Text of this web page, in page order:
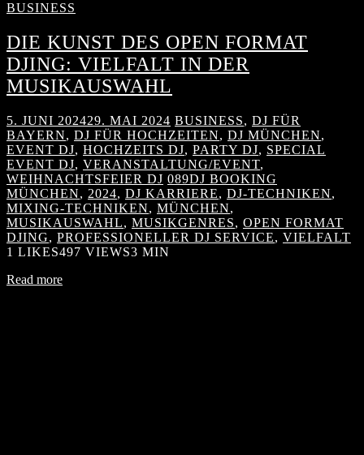
BUSINESS
DIE KUNST DES OPEN FORMAT
DJING: VIELFALT IN DER
MUSIKAUSWAHL
5. JUNI 202429. MAI 2024 BUSINESS, DJ FÜR
BAYERN, DJ FÜR HOCHZEITEN, DJ MÜNCHEN,
EVENT DJ, HOCHZEITS DJ, PARTY DJ, SPECIAL
EVENT DJ, VERANSTALTUNG/EVENT,
WEIHNACHTSFEIER DJ 089DJ BOOKING
MÜNCHEN, 2024, DJ KARRIERE, DJ-TECHNIKEN,
MIXING-TECHNIKEN, MÜNCHEN,
MUSIKAUSWAHL, MUSIKGENRES, OPEN FORMAT
DJING, PROFESSIONELLER DJ SERVICE, VIELFALT
1 LIKES497 VIEWS3 MIN
Read more